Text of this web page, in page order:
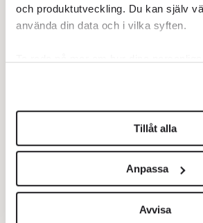
och produktutveckling. Du kan själv
använda din data och i vilka syften.
Du kan ändra eller dra tillbaka ditt
helst från cookie-förklaringen.
Vi använder enhetsidentifierare för att
för sociala medier och analysera vår
vidarebefordrar även sådana
information från din enhet till de
Tillåt alla
Anpassa
Avvisa
VECKANS FOKUS
haverierna
Av: Henrik Sjögren•